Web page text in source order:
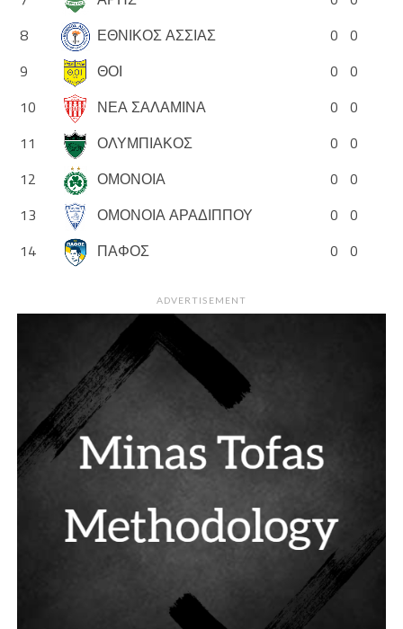
8
ΕΘΝΙΚΟΣ ΑΣΣΙΑΣ 0 0
9
ΘΟΙ 0 0
10
ΝΕΑ ΣΑΛΑΜΙΝΑ 0 0
11
ΟΛΥΜΠΙΑΚΟΣ 0 0
12
ΟΜΟΝΟΙΑ 0 0
13
ΟΜΟΝΟΙΑ ΑΡΑΔΙΠΠΟΥ 0 0
14
ΠΑΦΟΣ 0 0
ADVERTISEMENT